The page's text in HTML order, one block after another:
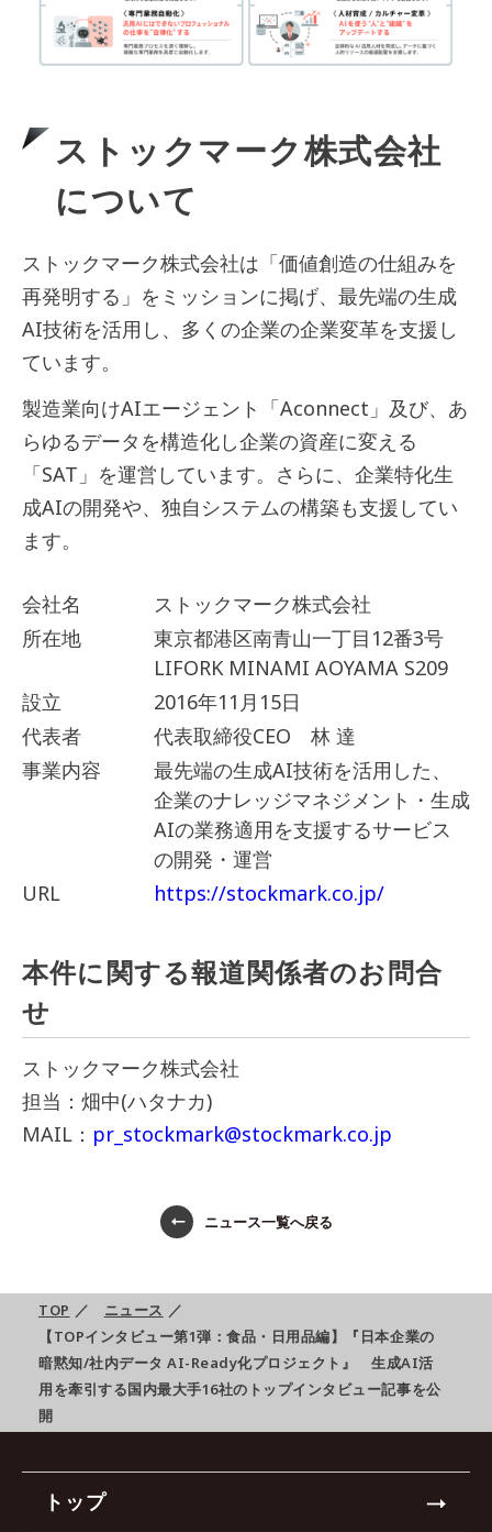
ストックマーク株式会社
について
ストックマーク株式会社は「価値創造の仕組みを
再発明する」をミッションに掲げ、最先端の生成
AI技術を活用し、多くの企業の企業変革を支援し
ています。
製造業向けAIエージェント「Aconnect」及び、あ
らゆるデータを構造化し企業の資産に変える
「SAT」を運営しています。さらに、企業特化生
成AIの開発や、独自システムの構築も支援してい
ます。
会社名
ストックマーク株式会社
所在地
東京都港区南青山一丁目12番3号
LIFORK MINAMI AOYAMA S209
設立
2016年11月15日
代表者
代表取締役CEO 林 達
事業内容
最先端の生成AI技術を活用した、
企業のナレッジマネジメント・生成
AIの業務適用を支援するサービス
の開発・運営
URL
https://stockmark.co.jp/
本件に関する報道関係者のお問合
せ
ストックマーク株式会社
担当：畑中(ハタナカ)
MAIL： pr_stockmark@stockmark.co.jp
ニュース一覧へ戻る
TOP ／ ニュース ／
【TOPインタビュー第1弾：食品・日用品編】『日本企業の
暗黙知/社内データ AI-Ready化プロジェクト』 生成AI活
用を牽引する国内最大手16社のトップインタビュー記事を公
開
トップ